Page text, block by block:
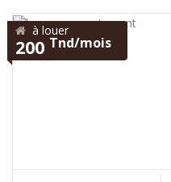
à louer
200 Tnd/mois